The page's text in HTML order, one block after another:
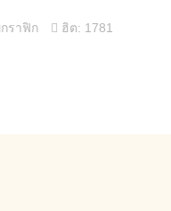
ราฟิก ฮิต: 1781